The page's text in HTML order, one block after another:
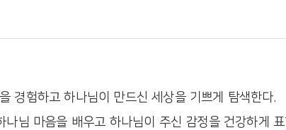
경험하고 하나님이 만드신 세상을 기쁘게 탐색한다.
님 마음을 배우고 하나님이 주신 감정을 건강하게